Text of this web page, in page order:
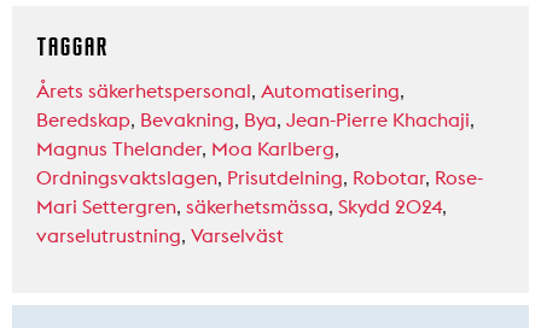
TAGGAR
Årets säkerhetspersonal, Automatisering,
Beredskap, Bevakning, Bya, Jean-Pierre Khachaji,
Magnus Thelander, Moa Karlberg,
Ordningsvaktslagen, Prisutdelning, Robotar, Rose-
Mari Settergren, säkerhetsmässa, Skydd 2024,
varselutrustning, Varselväst